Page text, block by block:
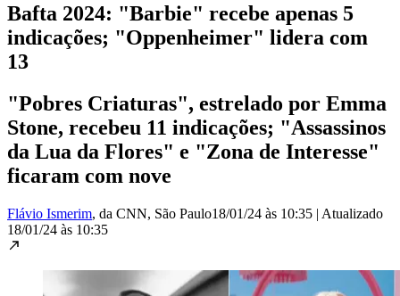
Bafta 2024: "Barbie" recebe apenas 5
indicações; "Oppenheimer" lidera com
13
"Pobres Criaturas", estrelado por Emma
Stone, recebeu 11 indicações; "Assassinos
da Lua da Flores" e "Zona de Interesse"
ficaram com nove
Flávio Ismerim, da CNN, São Paulo18/01/24 às 10:35 | Atualizado
18/01/24 às 10:35